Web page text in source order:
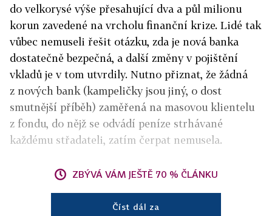
do velkorysé výše přesahující dva a půl milionu
korun zavedené na vrcholu finanční krize. Lidé tak
vůbec nemuseli řešit otázku, zda je nová banka
dostatečně bezpečná, a další změny v pojištění
vkladů je v tom utvrdily. Nutno přiznat, že žádná
z nových bank (kampeličky jsou jiný, o dost
smutnější příběh) zaměřená na masovou klientelu
z fondu, do nějž se odvádí peníze strhávané
každému střadateli, zatím čerpat nemusela.
ZBÝVÁ VÁM JEŠTĚ 70 % ČLÁNKU
Číst dál za